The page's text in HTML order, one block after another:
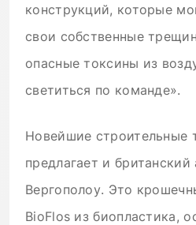
конструкций, которые
свои собственные
опасные токсины из
светиться по команде».
Новейшие строительные
предлагает и
Вергополоу. Это
BioFlos из биопластика,